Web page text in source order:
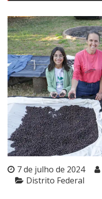
7 de julho de 2024
Distrito Federal